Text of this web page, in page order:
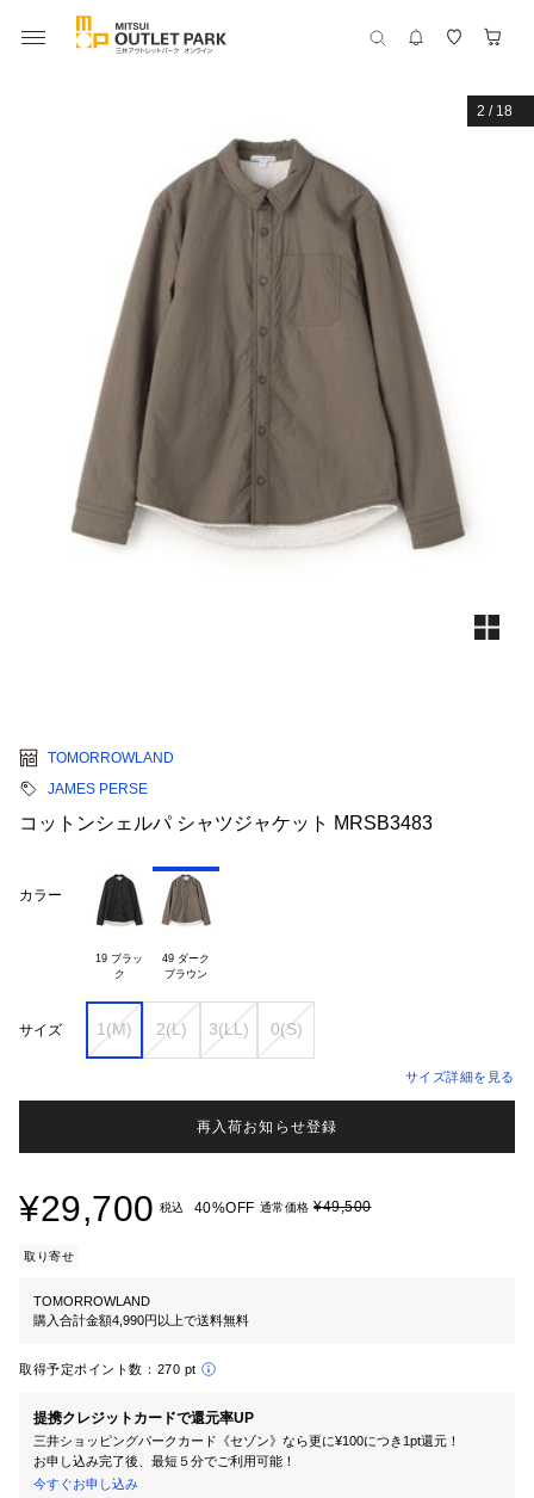
2 / 18
TOMORROWLAND
JAMES PERSE
コットンシェルパ シャツジャケット MRSB3483
カラー
19 ブラッ
49 ダーク
サイズ 1(M) 2(L) 3(LL) 0(S)
サイズ詳細を見る
再入荷お知らせ登録
¥29,700 税込 40%OFF 通常価格 ¥49,500
取り寄せ
TOMORROWLAND
購入合計金額4,990円以上で送料無料
取得予定ポイント数： 270 pt
提携クレジットカードで還元率UP
三井ショッピングパークカード《セゾン》なら更に¥100につき1pt還元！
お申し込み完了後、最短５分でご利用可能！
今すぐお申し込み